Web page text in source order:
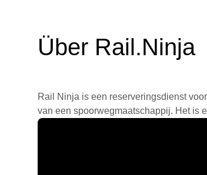
Über Rail.Ninja
Rail Ninja is een reserveringsdienst
van een spoorwegmaatschappij. Het is